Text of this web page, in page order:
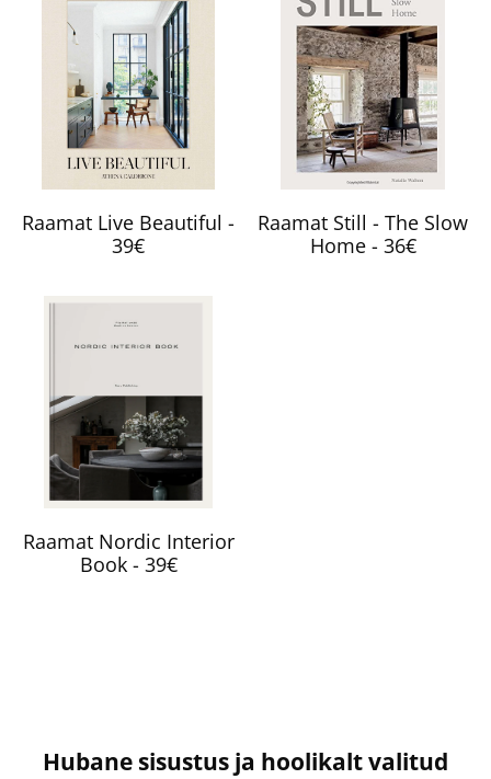
Raamat Live Beautiful -
39€
Raamat Still - The Slow
Home - 36€
Raamat Nordic Interior
Book - 39€
Hubane sisustus ja hoolikalt valitud